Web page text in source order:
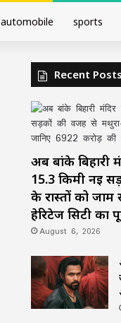
automobile sports
Recent Posts
अब बांके बिहारी
15.3 किमी नई
के रास्तों को जाम
हेरिटेज सिटी का
August 6, 2026